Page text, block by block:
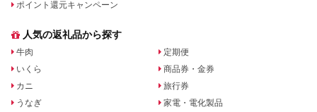
ポイント還元キャンペーン
人気の返礼品から探す
牛肉
いくら
カニ
うなぎ
定期便
商品券・金券
旅行券
家電・電化製品